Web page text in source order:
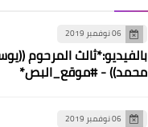
06 نوفمبر 2019
بالفيديو:*ثالث المرحوم
محمد)) - #موقع_البص*
06 نوفمبر 2019